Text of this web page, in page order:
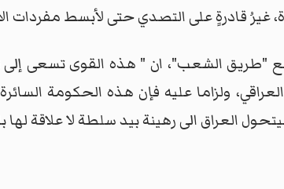
غيرُ قادرةٍ على التصدي حتى لأبسط مفردات
"طريق الشعب"، ان " هذه القوى تسعى إلى
ولزاما عليه فإن هذه الحكومة
العراق الى رهينة بيد سلطة لا علاقة